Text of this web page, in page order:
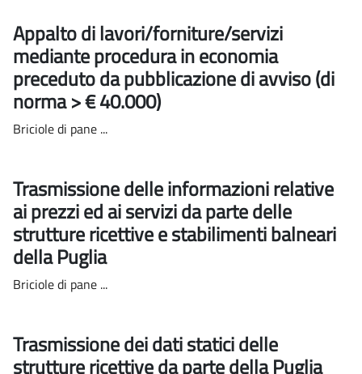
Appalto di lavori/forniture/servizi
mediante procedura in economia
preceduto da pubblicazione di avviso (di
norma > € 40.000)
Briciole di pane ...
Trasmissione delle informazioni relative
ai prezzi ed ai servizi da parte delle
strutture ricettive e stabilimenti balneari
della Puglia
Briciole di pane ...
Trasmissione dei dati statici delle
strutture ricettive da parte della Puglia